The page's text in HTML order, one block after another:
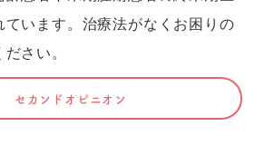
ています。治療法がなくお困りの
さい。
セカンドオピニオン